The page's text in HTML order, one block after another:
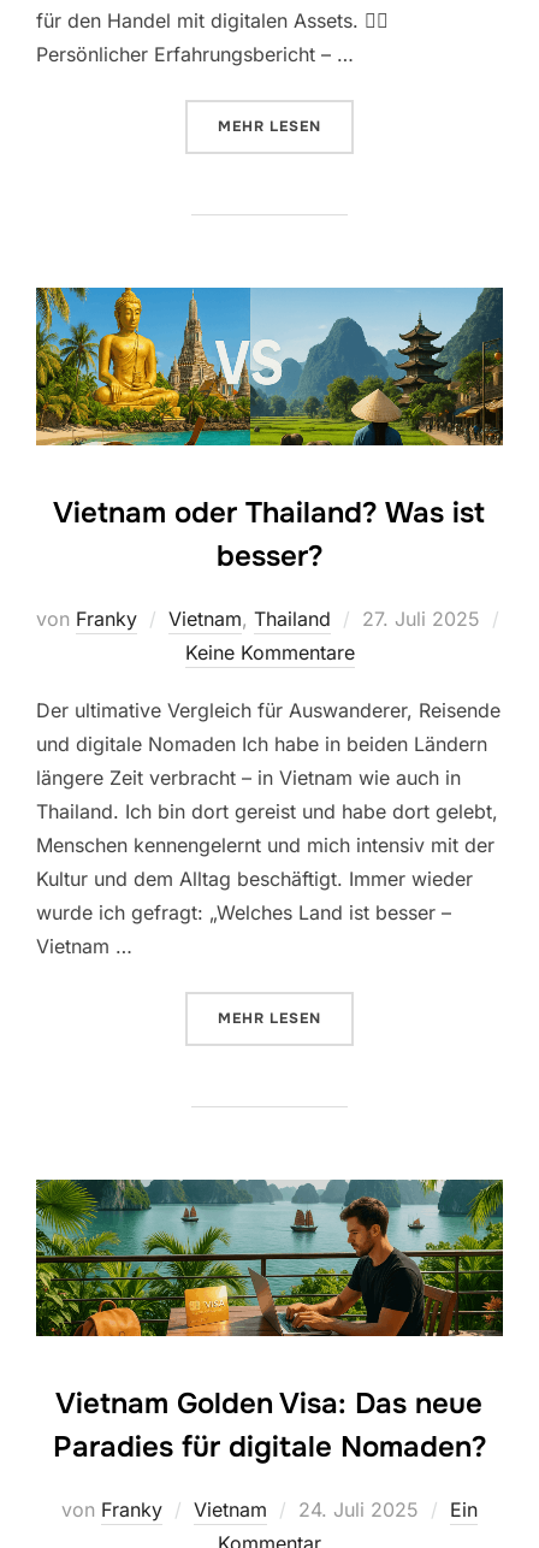
für den Handel mit digitalen Assets. 🙋‍♂️
Persönlicher Erfahrungsbericht – …
MEHR ÜBER „🧠 WAS IST KRAKEN? –
LESEN
Vietnam oder Thailand? Was ist
besser?
von Franky Vietnam, Thailand
Veröffentlicht
27. Juli 2025
Keine Kommentare
Der ultimative Vergleich für Auswanderer, Reisende
und digitale Nomaden Ich habe in beiden Ländern
längere Zeit verbracht – in Vietnam wie auch in
Thailand. Ich bin dort gereist und habe dort gelebt,
Menschen kennengelernt und mich intensiv mit der
Kultur und dem Alltag beschäftigt. Immer wieder
wurde ich gefragt: „Welches Land ist besser –
Vietnam …
MEHR ÜBER „VIETNAM ODER
LESEN
Vietnam Golden Visa: Das neue
Paradies für digitale Nomaden?
von Franky Vietnam
Veröffentlicht
am
24. Juli 2025
Ein